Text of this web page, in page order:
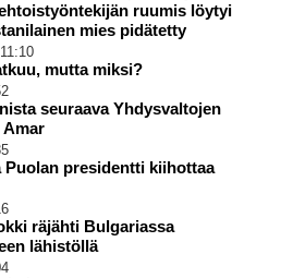
ruumis löytyi
mies pidätetty
mutta miksi?
seuraava Yhdysvaltojen
Amar
Puolan presidentti kiihottaa
räjähti Bulgariassa
lähistöllä